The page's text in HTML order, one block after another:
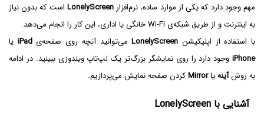
مهم وجود دارد که یکی از موارد ساده، نرم‌افزارLonelyScreen است که بدون نیاز
به اینترنت و از طریق شبکه‌ی Wi-Fi خانگی یا اداری، این کار را انجام می‌دهد.
با استفاده از اپلیکیشن LonelyScreenمی‌توانید آنچه روی صفحه‌یiPad یا
iPhone وجود دارد را روی نمایشگر بزرگ‌تر یک لپ‌تاپ ویندوزی ببینید. در ادامه
به روشآینهیاMirrorکردن صفحه نمایش می‌پردازیم.
آشنایی با LonelyScreen